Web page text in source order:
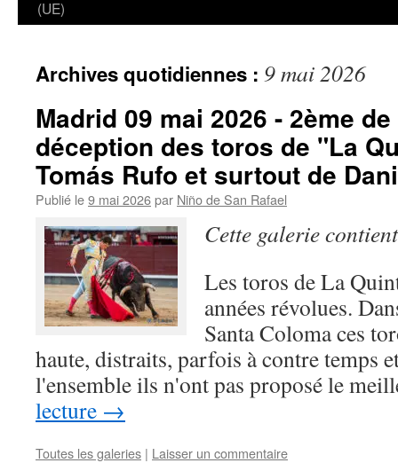
(UE)
Archives quotidiennes : 9 mai 2026
Madrid 09 mai 2026 - 2ème
déception des toros de "La
Tomás Rufo et surtout de
Publié le9 mai 2026par Niño de San Rafael
Cette galerie
Les toros de La
années révolues.
Santa Coloma ces
haute, distraits, parfois à contre temps
l'ensemble ils n'ont pas proposé le
lecture →
Toutes les galeries | Laisser un commentaire